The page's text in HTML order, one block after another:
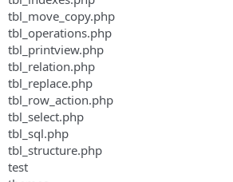
tbl_move_copy.php
tbl_operations.php
tbl_printview.php
tbl_relation.php
tbl_replace.php
tbl_row_action.php
tbl_select.php
tbl_sql.php
tbl_structure.php
test